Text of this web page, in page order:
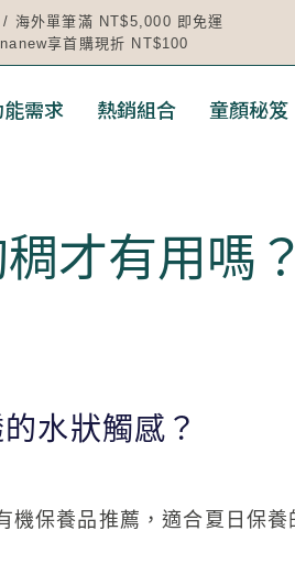
海外單筆滿 NT$5,000 即免運
享首購現折 NT$100
需求 熱銷組合 童顏秘笈
才有用嗎？
水狀觸感？